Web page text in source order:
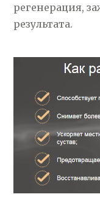
регенерация,
результата.